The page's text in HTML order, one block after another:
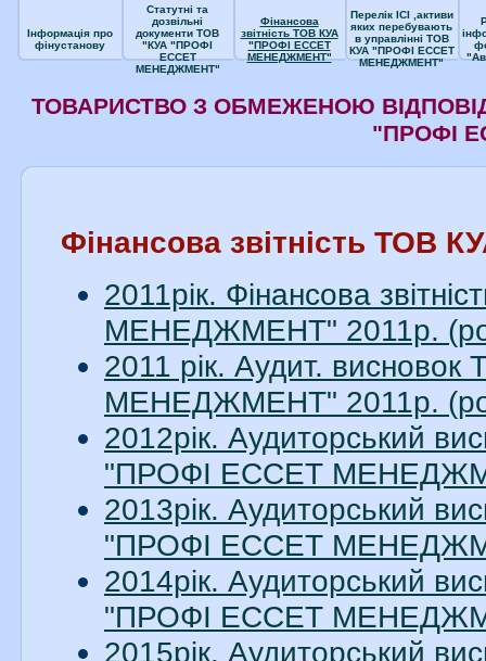
Інформація про
фінустанову
Статутні та
дозвільні
документи ТОВ
"КУА "ПРОФІ
ЕССЕТ
МЕНЕДЖМЕНТ"
Фінансова
звітність ТОВ КУА
"ПРОФІ ЕССЕТ
МЕНЕДЖМЕНТ"
Перелік ІСІ ,активи
яких перебувають
в управлінні ТОВ
КУА "ПРОФІ ЕССЕТ
МЕНЕДЖМЕНТ"
ТОВАРИСТВО З ОБМЕЖЕНОЮ
"ПРОФІ
Фінансова звітність
2011рік. Фінансова
МЕНЕДЖМЕНТ" 2011р.
2011 рік. Аудит.
МЕНЕДЖМЕНТ" 2011р.
2012рік. Аудиторський
"ПРОФІ ЕССЕТ
2013рік. Аудиторський
"ПРОФІ ЕССЕТ
2014рік. Аудиторський
"ПРОФІ ЕССЕТ
2015рік. Аудиторський